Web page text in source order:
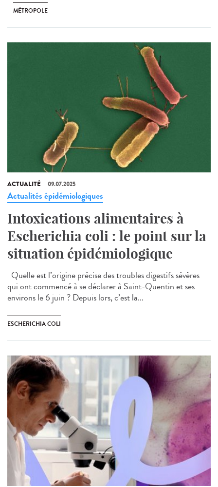
MÉTROPOLE
ACTUALITÉ 09.07.2025
Actualités épidémiologiques
Intoxications alimentaires à
Escherichia coli : le point sur la
situation épidémiologique
Quelle est l’origine précise des troubles digestifs sévères
qui ont commencé à se déclarer à Saint-Quentin et ses
environs le 6 juin ? Depuis lors, c’est la...
ESCHERICHIA COLI